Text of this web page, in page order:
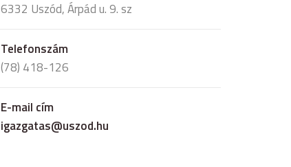
6332 Uszód, Árpád u. 9. sz
Telefonszám
(78) 418-126
E-mail cím
igazgatas@uszod.hu